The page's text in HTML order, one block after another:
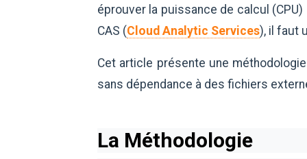
éprouver la puissance de calcul
CAS (Cloud Analytic Services), il faut
Cet article présente une
sans dépendance à des fichiers
La Méthodologie